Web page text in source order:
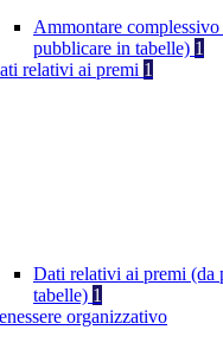
Ammontare
pubblicare in tabelle) 1
relativi ai premi 1
Dati relativi ai premi (da
tabelle) 1
organizzativo